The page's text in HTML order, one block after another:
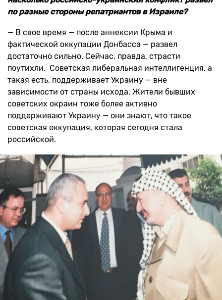
по разные стороны репатриантов в Израиле?
— В свое время — после аннексии Крыма и
фактической оккупации Донбасса — развел
достаточно сильно. Сейчас, правда, страсти
поутихли. Советская либеральная интеллигенция, а
такая есть, поддерживает Украину — вне
зависимости от страны исхода. Жители бывших
советских окраин тоже более активно
поддерживают Украину — они знают, что такое
советская оккупация, которая сегодня стала
российской.